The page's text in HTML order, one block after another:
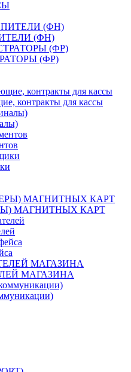
(ФН)
(ФР)
контракты для кассы
МАГНИТНЫХ КАРТ
МАГАЗИНА